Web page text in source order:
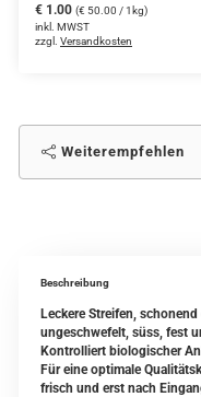
€ 1.00 (€ 50.00 / 1kg)
inkl. MWST
zzgl. Versandkosten
Weiterempfehlen
Beschreibung
Leckere Streifen,
ungeschwefelt, süss, fest
Kontrolliert biologischer
Für eine optimale
frisch und erst nach